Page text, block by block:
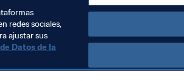
redes sociales,
ajustar sus
Datos de la